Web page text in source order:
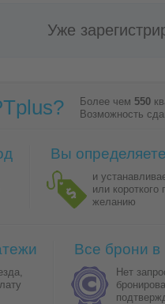
Уже
Более чем 550
Возможность
Вы
и
или
желанию
Все брони
Нет